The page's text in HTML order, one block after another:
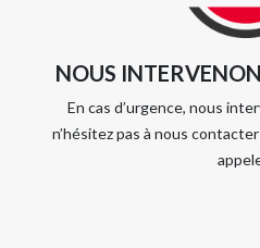
NOUS
En cas d’urgence, nous
n’hésitez pas à nous